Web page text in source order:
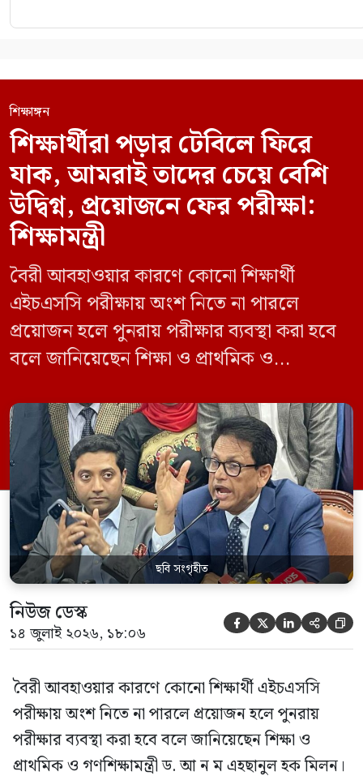
শিক্ষাঙ্গন
শিক্ষার্থীরা পড়ার টেবিলে ফিরে
যাক, আমরাই তাদের চেয়ে বেশি
উদ্বিগ্ন, প্রয়োজনে ফের পরীক্ষা:
শিক্ষামন্ত্রী
বৈরী আবহাওয়ার কারণে কোনো শিক্ষার্থী
এইচএসসি পরীক্ষায় অংশ নিতে না পারলে
প্রয়োজন হলে পুনরায় পরীক্ষার ব্যবস্থা করা হবে
বলে জানিয়েছেন শিক্ষা ও প্রাথমিক ও
তিনি শিক্ষার্থীদের আন্দোলন না করে পড়াশোনায়
মনোযোগ দেওয়ার আহ্বান জানিয়ে বলেন,
সরকার পরিস্থিতি নিবিড়ভাবে পর্যবেক্ষণ করছে
এবং পরীক্ষার্থীদের স্বার্থ রক্ষায় প্রয়োজনীয় সব
পদক্ষেপ […]
ছবি সংগৃহীত
নিউজ ডেস্ক
১৪ জুলাই ২০২৬, ১৮:০৬     
বৈরী আবহাওয়ার কারণে কোনো শিক্ষার্থী এইচএসসি
পরীক্ষায় অংশ নিতে না পারলে প্রয়োজন হলে পুনরায়
পরীক্ষার ব্যবস্থা করা হবে বলে জানিয়েছেন শিক্ষা ও
প্রাথমিক ও গণশিক্ষামন্ত্রী ড. আ ন ম এহছানুল হক মিলন।